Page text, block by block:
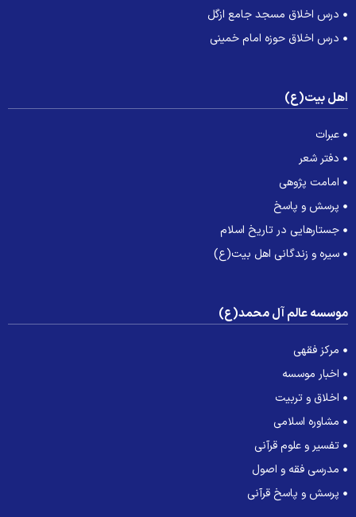
درس اخلاق مسجد جامع ازگل
درس اخلاق حوزه امام خمینی
بیت(ع)
عبرات
دفتر شعر
امامت پژوهی
پرسش و پاسخ
جستارهایی در تاریخ اسلام
سیره و زندگانی اهل بیت(ع)
عالم آل محمد(ع)
مرکز فقهی
اخبار موسسه
اخلاق و تربیت
مشاوره اسلامی
تفسیر و علوم قرآنی
مدرسی فقه و اصول
پرسش و پاسخ قرآنی